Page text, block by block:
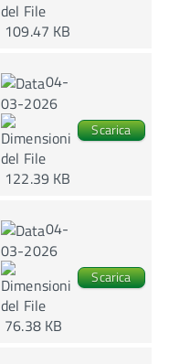
109.47 KB
04-
03-2026
122.39 KB
Scarica
04-
03-2026
76.38 KB
Scarica